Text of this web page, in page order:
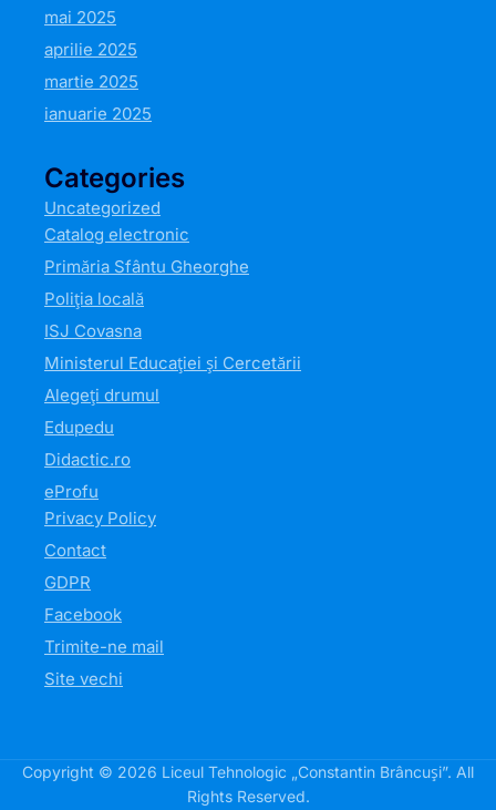
mai 2025
aprilie 2025
martie 2025
ianuarie 2025
Categories
Uncategorized
Catalog electronic
Primăria Sfântu Gheorghe
Poliția locală
ISJ Covasna
Ministerul Educației și Cercetării
Alegeți drumul
Edupedu
Didactic.ro
eProfu
Privacy Policy
Contact
GDPR
Facebook
Trimite-ne mail
Site vechi
Copyright © 2026 Liceul Tehnologic „Constantin Brâncuși”. All
Rights Reserved.